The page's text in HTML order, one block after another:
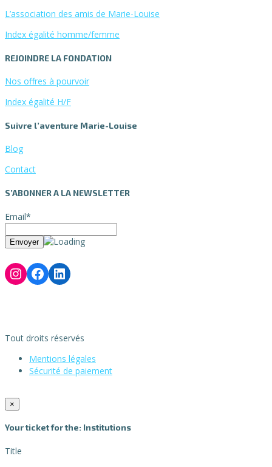
L’association des amis de Marie-Louise
Index égalité homme/femme
REJOINDRE LA FONDATION
Nos offres à pourvoir
Index égalité H/F
Suivre l’aventure Marie-Louise
Blog
Contact
S’ABONNER A LA NEWSLETTER
Email*
Tout droits réservés
Mentions légales
Sécurité de paiement
×
Your ticket for the: Institutions
Title